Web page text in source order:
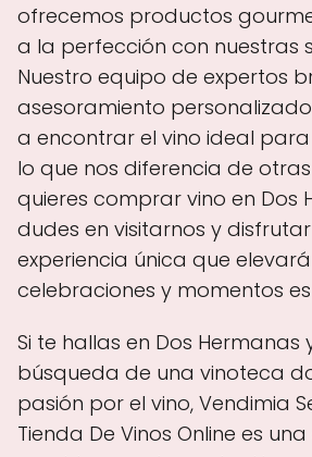
ofrecemos productos
a la perfección con nuestras
Nuestro equipo de expertos
asesoramiento
a encontrar el vino ideal
lo que nos diferencia de otras
quieres comprar vino en Dos
dudes en visitarnos y
experiencia única que
celebraciones y momentos
Si te hallas en Dos Hermanas
búsqueda de una vinoteca
pasión por el vino, Vendimia
Tienda De Vinos Online es